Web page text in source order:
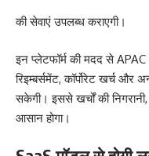
की सेवाएं उपलब्ध कराएगी।
इन प्लेटफॉर्म की मदद से
रिइम्बर्समेंट, कॉर्पोरेट खर्च और
सकेगी। इससे खर्चों की
आसान होगा।